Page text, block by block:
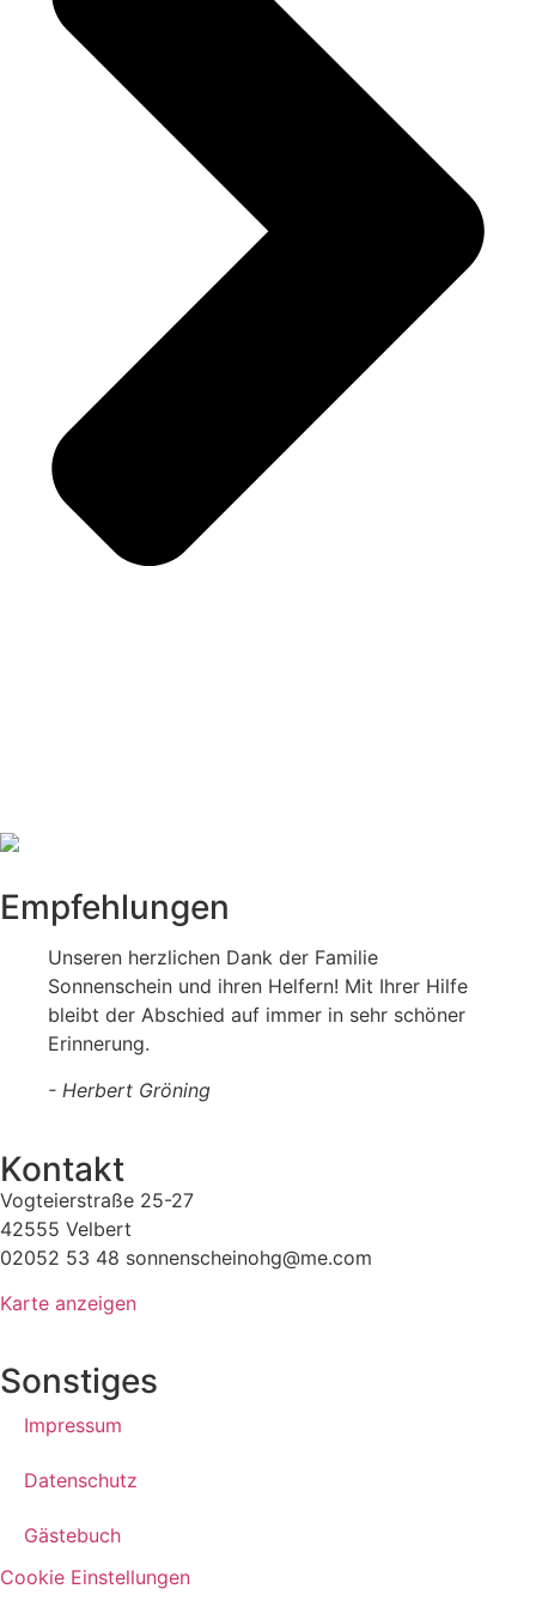
Empfehlungen
Unseren herzlichen Dank der Familie
Sonnenschein und ihren Helfern! Mit Ihrer Hilfe
bleibt der Abschied auf immer in sehr schöner
Erinnerung.
- Herbert Gröning
Kontakt
Vogteierstraße 25-27
42555 Velbert
02052 53 48 sonnenscheinohg@me.com
Karte anzeigen
Sonstiges
Impressum
Datenschutz
Gästebuch
Cookie Einstellungen